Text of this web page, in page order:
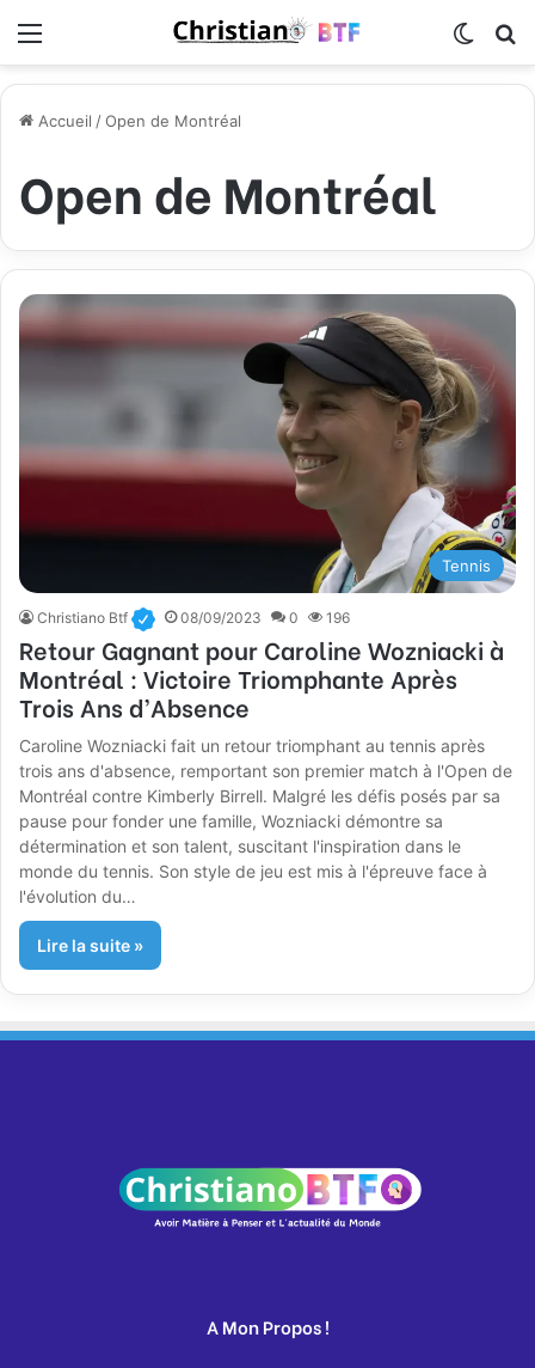
Accueil /Open de Montréal
Open de Montréal
Tennis
Christiano Btf 08/09/2023 0 196
Retour Gagnant pour Caroline Wozniacki à
Montréal : Victoire Triomphante Après
Trois Ans d’Absence
Caroline Wozniacki fait un retour triomphant au tennis après
trois ans d'absence, remportant son premier match à l'Open de
Montréal contre Kimberly Birrell. Malgré les défis posés par sa
pause pour fonder une famille, Wozniacki démontre sa
détermination et son talent, suscitant l'inspiration dans le
monde du tennis. Son style de jeu est mis à l'épreuve face à
l'évolution du…
Lire la suite »
A Mon Propos !